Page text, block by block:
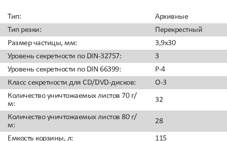
Тип:
Архивные
Тип резки:
Перекрестный
Размер частицы, мм:
3,9x30
Уровень секретности по DIN-32757:
3
Уровень секретности по DIN 66399:
P-4
Класс секретности для CD/DVD-дисков:
О-3
Количество уничтожаемых листов 70 г/
м: 32
Количество уничтожаемых листов 80 г/
м: 28
Емкость корзины, л:
115